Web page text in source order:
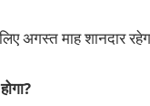
अगस्त माह शानदार